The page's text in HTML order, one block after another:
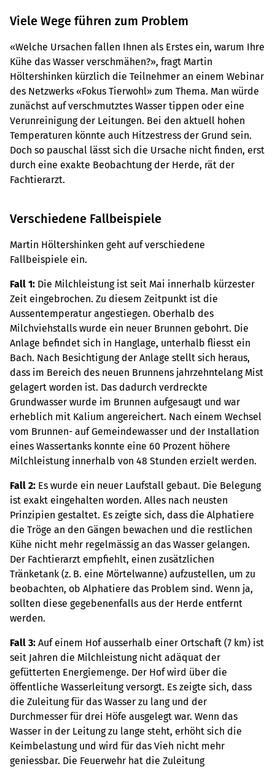
Viele Wege führen zum Problem
«Welche Ursachen fallen Ihnen als Erstes ein, warum Ihre
Kühe das Wasser verschmähen?», fragt Martin
Höltershinken kürzlich die Teilnehmer an einem Webinar
des Netzwerks «Fokus Tierwohl» zum Thema. Man würde
zunächst auf verschmutztes Wasser tippen oder eine
Verunreinigung der Leitungen. Bei den aktuell hohen
Temperaturen könnte auch Hitzestress der Grund sein.
Doch so pauschal lässt sich die Ursache nicht finden, erst
durch eine exakte Beobachtung der Herde, rät der
Fachtierarzt.
Verschiedene Fallbeispiele
Martin Höltershinken geht auf verschiedene
Fallbeispiele ein.
Fall 1: Die Milchleistung ist seit Mai innerhalb kürzester
Zeit eingebrochen. Zu diesem Zeitpunkt ist die
Aussentemperatur angestiegen. Oberhalb des
Milchviehstalls wurde ein neuer Brunnen gebohrt. Die
Anlage befindet sich in Hanglage, unterhalb fliesst ein
Bach. Nach Besichtigung der Anlage stellt sich heraus,
dass im Bereich des neuen Brunnens jahrzehntelang Mist
gelagert worden ist. Das dadurch verdreckte
Grundwasser wurde im Brunnen aufgesaugt und war
erheblich mit Kalium angereichert. Nach einem Wechsel
vom Brunnen- auf Gemeindewasser und der Installation
eines Wassertanks konnte eine 60 Prozent höhere
Milchleistung innerhalb von 48 Stunden erzielt werden.
Fall 2: Es wurde ein neuer Laufstall gebaut. Die Belegung
ist exakt eingehalten worden. Alles nach neusten
Prinzipien gestaltet. Es zeigte sich, dass die Alphatiere
die Tröge an den Gängen bewachen und die restlichen
Kühe nicht mehr regelmässig an das Wasser gelangen.
Der Fachtierarzt empfiehlt, einen zusätzlichen
Tränketank (z. B. eine Mörtelwanne) aufzustellen, um zu
beobachten, ob Alphatiere das Problem sind. Wenn ja,
sollten diese gegebenenfalls aus der Herde entfernt
werden.
Fall 3: Auf einem Hof ausserhalb einer Ortschaft (7 km) ist
seit Jahren die Milchleistung nicht adäquat der
gefütterten Energiemenge. Der Hof wird über die
öffentliche Wasserleitung versorgt. Es zeigte sich, dass
die Zuleitung für das Wasser zu lang und der
Durchmesser für drei Höfe ausgelegt war. Wenn das
Wasser in der Leitung zu lange steht, erhöht sich die
Keimbelastung und wird für das Vieh nicht mehr
geniessbar. Die Feuerwehr hat die Zuleitung